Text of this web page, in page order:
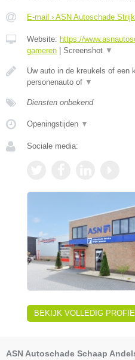
E-mail › ASN Autoschade
Website: https://
gameren | Screenshot ▼
Uw auto in de kreukels of een
personenauto of ▼
Diensten onbekend
Openingstijden ▼
Sociale media:
BEKIJK VOLLEDIG
ASN Autoschade Schaap